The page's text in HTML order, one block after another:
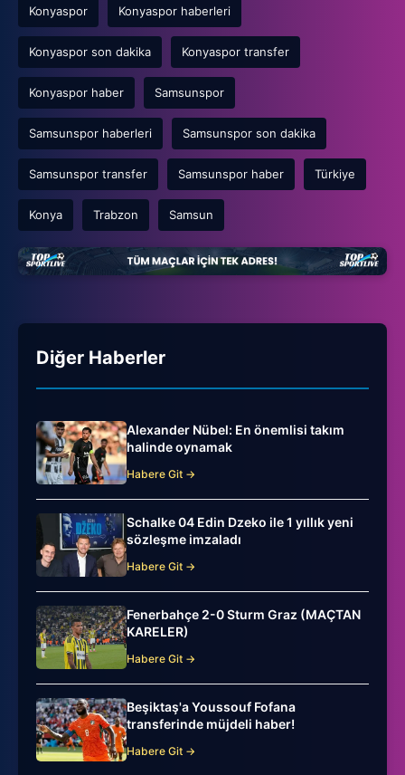
Konyaspor Konyaspor haberleri
Konyaspor son dakika Konyaspor transfer
Konyaspor haber Samsunspor
Samsunspor haberleri Samsunspor son dakika
Samsunspor transfer Samsunspor haber Türkiye
Konya Trabzon Samsun
Diğer Haberler
Alexander Nübel: En önemlisi takım
halinde oynamak
Habere Git →
Schalke 04 Edin Dzeko ile 1 yıllık yeni
sözleşme imzaladı
Habere Git →
Fenerbahçe 2-0 Sturm Graz (MAÇTAN
KARELER)
Habere Git →
Beşiktaş'a Youssouf Fofana
transferinde müjdeli haber!
Habere Git →